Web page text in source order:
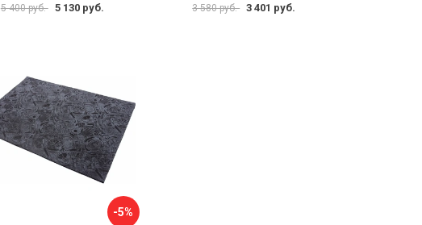
5 400 руб. 5 130 руб. 3 580 руб. 3 401 руб.
-5%